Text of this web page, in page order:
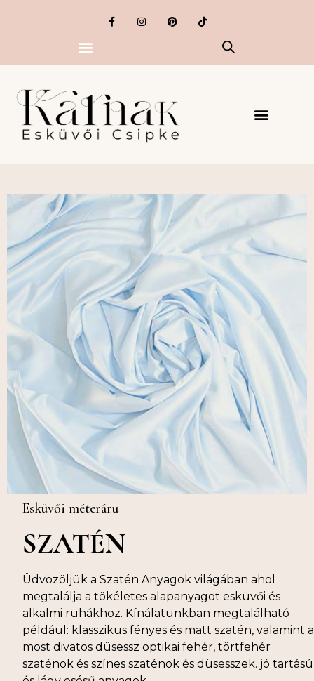
Esküvői méteráru
SZATÉN
Üdvözöljük a Szatén Anyagok világában ahol
megtalálja a tökéletes alapanyagot esküvői és
alkalmi ruhákhoz. Kínálatunkban megtalálható
például: klasszikus fényes és matt szatén, valamint a
most divatos düsessz optikai fehér, törtfehér
szaténok és színes szaténok és düsesszek. jó tartású